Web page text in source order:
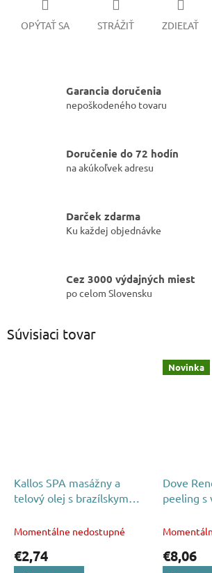
OPÝTAŤ SA STRÁŽIŤ ZDIEĽAŤ
Garancia doručenia
nepoškodeného tovaru
Doručenie do 72 hodín
na akúkoľvek adresu
Darček zdarma
Ku každej objednávke
Cez 3000 výdajných miest
po celom Slovensku
Súvisiaci tovar
Kallos SPA masážny a
telový olej s brazílskym
Momentálne nedostupné
€2,74
Novinka
Dove
peeling s
€8,06